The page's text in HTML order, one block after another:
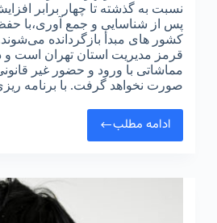
نسبت به گذشته تا چهار برابر
پس از شناسایی و جمع‌ آوری،با
کشور های مبدأ بازگردانده
قرمز مدیریت استان تهران است و
مماشاتی با ورود و حضور غیر
صورت نخواهد گرفت. با برنامه‌
ادامه مطلب